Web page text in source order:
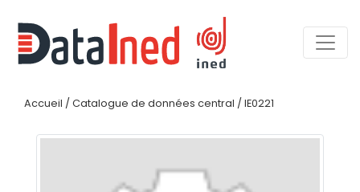
Accueil / Catalogue de données central / IE0221